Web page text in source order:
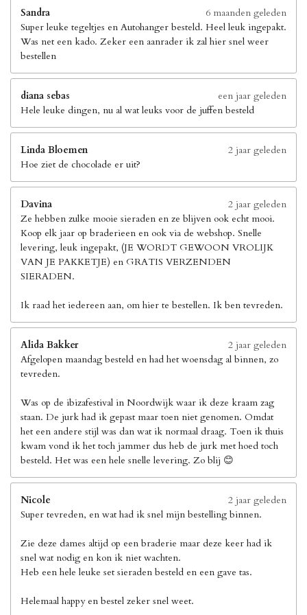
Sandra
6 maanden geleden
Super leuke tegeltjes en Autohanger besteld. Heel leuk ingepakt.
Was net een kado. Zeker een aanrader ik zal hier snel weer
bestellen
diana sebas
een jaar geleden
Hele leuke dingen, nu al wat leuks voor de juffen besteld
Linda Bloemen
2 jaar geleden
Hoe ziet de chocolade er uit?
Davina
2 jaar geleden
Ze hebben zulke mooie sieraden en ze blijven ook echt mooi.
Koop elk jaar op braderieen en ook via de webshop. Snelle
levering, leuk ingepakt, (JE WORDT GEWOON VROLIJK
VAN JE PAKKETJE) en GRATIS VERZENDEN
SIERADEN.
Ik raad het iedereen aan, om hier te bestellen. Ik ben tevreden.
Alida Bakker
2 jaar geleden
Afgelopen maandag besteld en had het woensdag al binnen, zo
tevreden.
Was op de ibizafestival in Noordwijk waar ik deze kraam zag
staan. De jurk had ik gepast maar toen niet genomen. Omdat
het een andere stijl was dan wat ik normaal draag. Toen ik thuis
kwam vond ik het toch jammer dus heb de jurk met hoed toch
besteld. Het was een hele snelle levering. Zo blij 😊
Nicole
2 jaar geleden
Super tevreden, en wat had ik snel mijn bestelling binnen.
Zie deze dames altijd op een braderie maar deze keer had ik
snel wat nodig en kon ik niet wachten.
Heb een hele leuke set sieraden besteld en een gave tas.
Helemaal happy en bestel zeker snel weet.